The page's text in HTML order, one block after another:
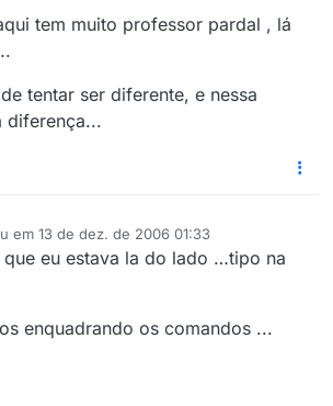
tem muito professor pardal , lá
tentar ser diferente, e nessa
diferença...
em 13 de dez. de 2006 01:33
por
que eu estava la do lado …tipo na
enquadrando os comandos ...